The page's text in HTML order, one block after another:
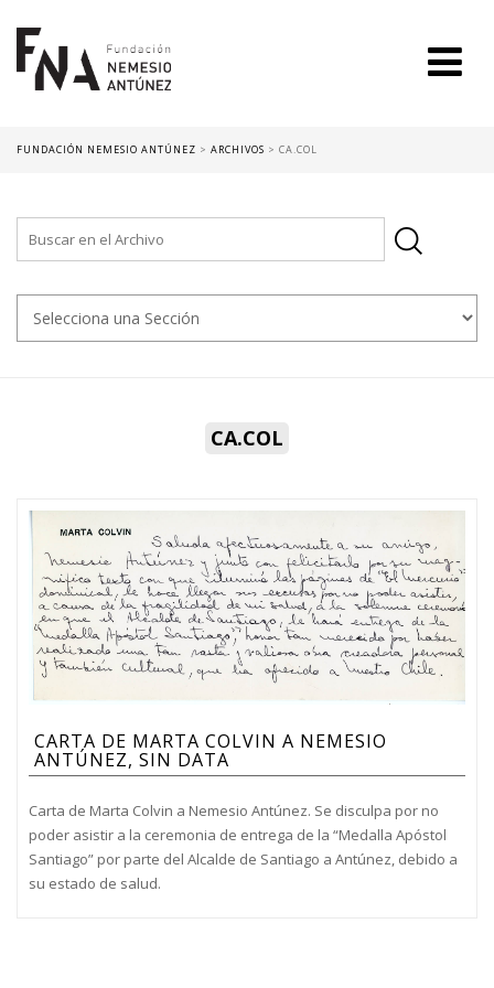
FUNDACIÓN NEMESIO ANTÚNEZ > ARCHIVOS > CA.COL
CA.COL
CARTA DE MARTA COLVIN A NEMESIO
ANTÚNEZ, SIN DATA
Carta de Marta Colvin a Nemesio Antúnez. Se disculpa por no
poder asistir a la ceremonia de entrega de la “Medalla Apóstol
Santiago” por parte del Alcalde de Santiago a Antúnez, debido a
su estado de salud.